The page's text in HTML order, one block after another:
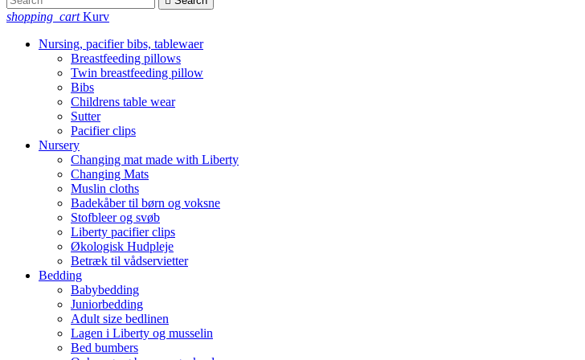
shopping_cart Kurv
Nursing, pacifier bibs, tablewaer
Breastfeeding pillows
Twin breastfeeding pillow
Bibs
Childrens table wear
Sutter
Pacifier clips
Nursery
Changing mat made with Liberty
Changing Mats
Muslin cloths
Badekåber til børn og voksne
Stofbleer og svøb
Liberty pacifier clips
Økologisk Hudpleje
Betræk til vådservietter
Bedding
Babybedding
Juniorbedding
Adult size bedlinen
Lagen i Liberty og musselin
Bed bumbers